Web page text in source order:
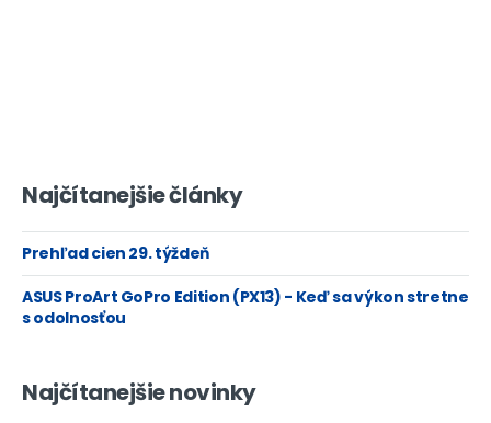
Najčítanejšie články
Prehľad cien 29. týždeň
ASUS ProArt GoPro Edition (PX13) - Keď sa výkon stretne
s odolnosťou
Najčítanejšie novinky